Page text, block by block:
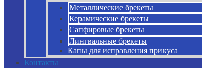
Металлические брекеты
Керамические брекеты
Сапфировые брекеты
Лингвальные брекеты
Капы для исправления прикуса
Контакты